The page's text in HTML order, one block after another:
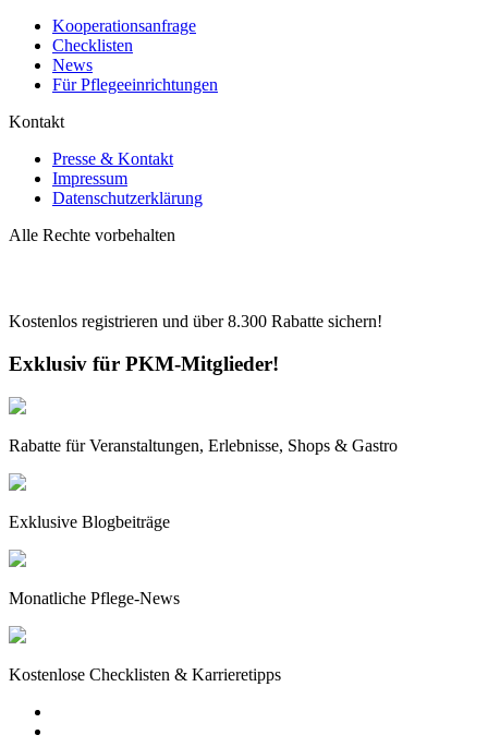
Kooperationsanfrage
Checklisten
News
Für Pflegeeinrichtungen
Kontakt
Presse & Kontakt
Impressum
Datenschutzerklärung
Alle Rechte vorbehalten
Kostenlos registrieren und über8.300 Rabatte sichern!
Exklusiv für PKM-Mitglieder!
Rabatte für Veranstaltungen, Erlebnisse, Shops & Gastro
Exklusive Blogbeiträge
Monatliche Pflege-News
Kostenlose Checklisten & Karrieretipps